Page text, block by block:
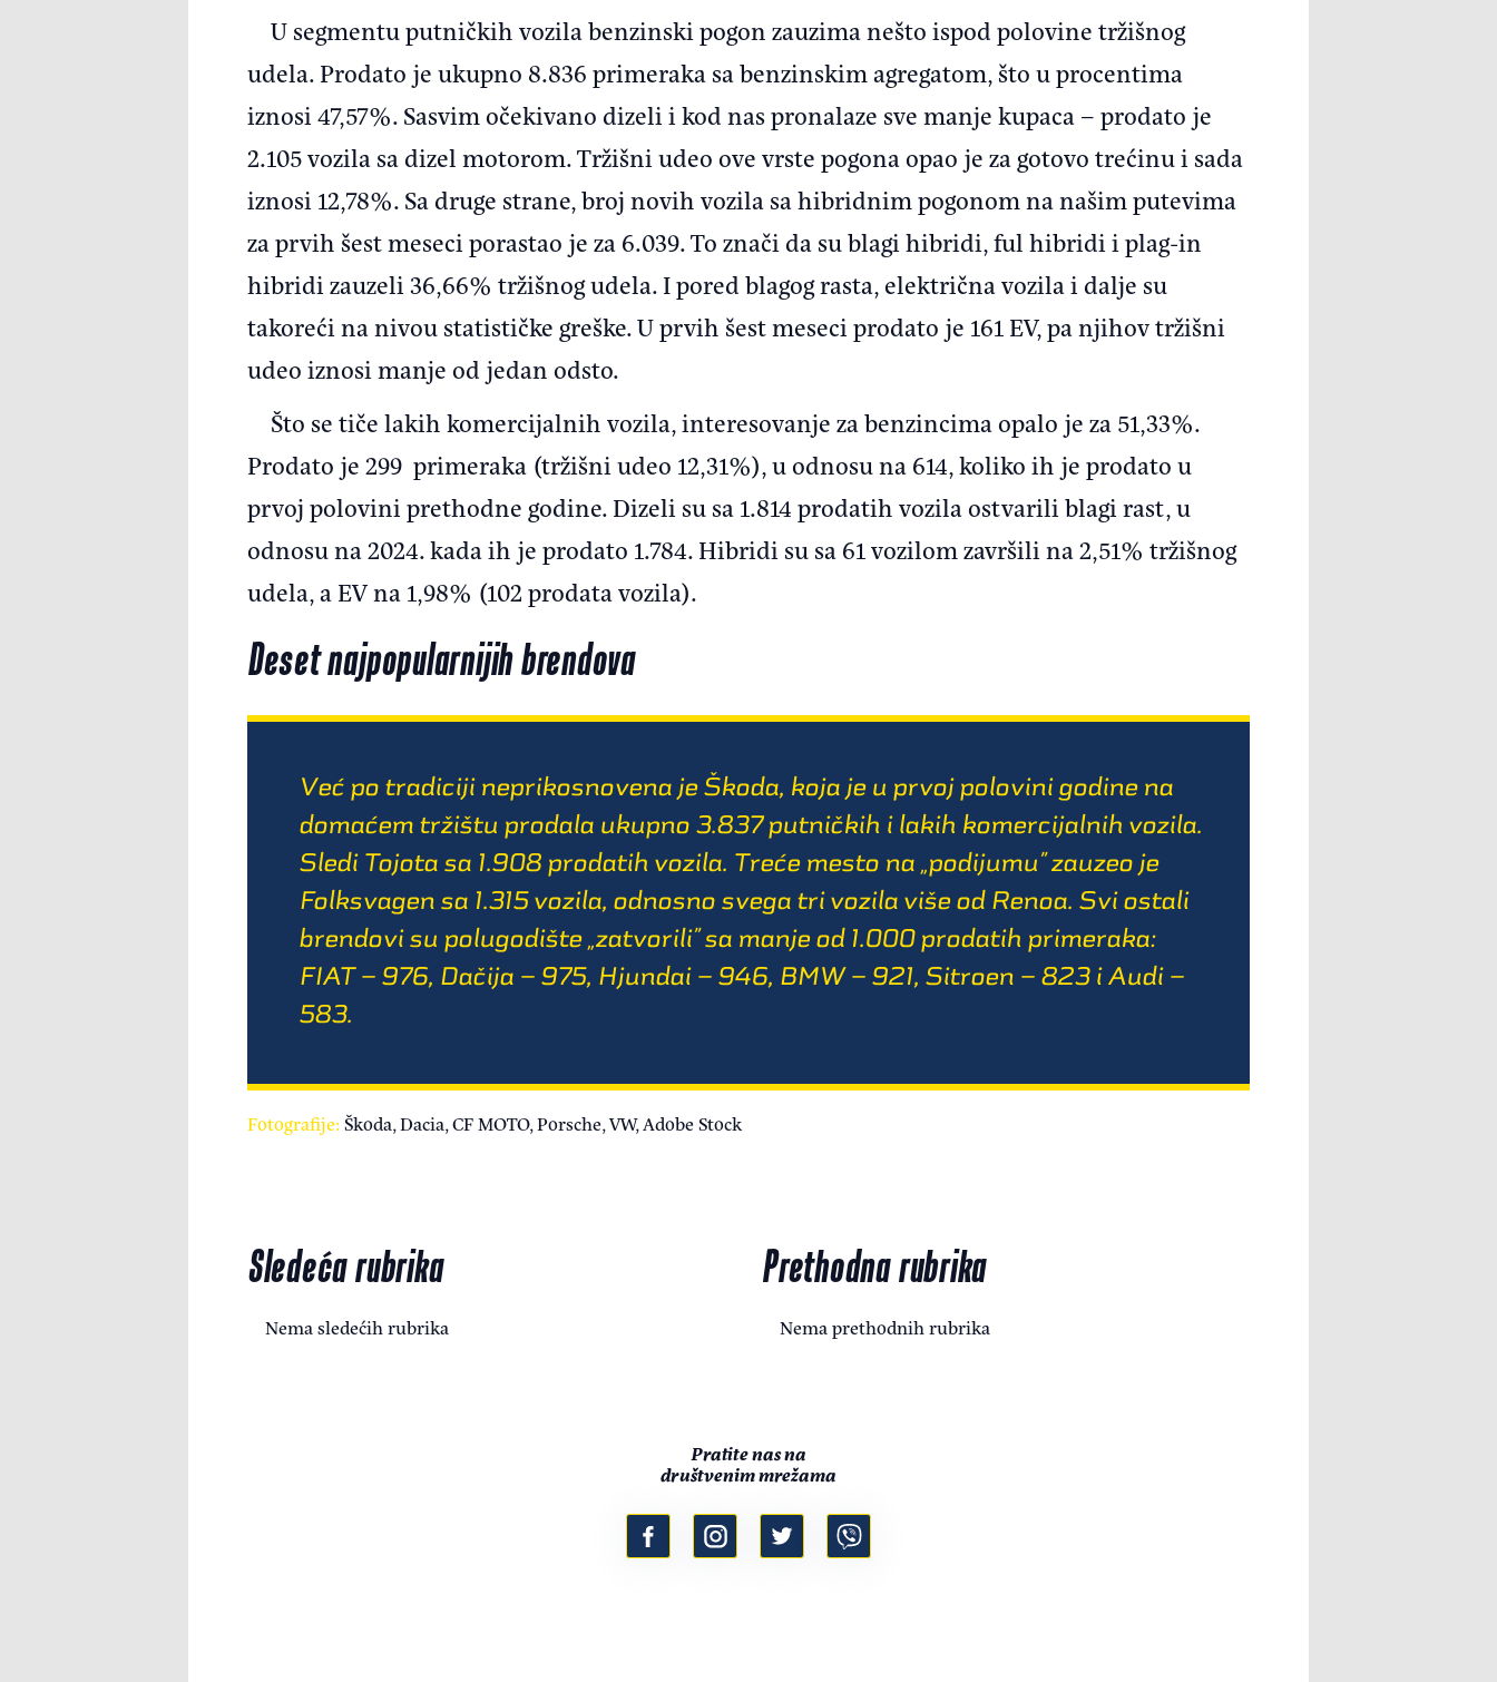
U segmentu putničkih vozila benzinski pogon zauzima nešto ispod polovine tržišnog
udela. Prodato je ukupno 8.836 primeraka sa benzinskim agregatom, što u procentima
iznosi 47,57%. Sasvim očekivano dizeli i kod nas pronalaze sve manje kupaca – prodato je
2.105 vozila sa dizel motorom. Tržišni udeo ove vrste pogona opao je za gotovo trećinu i sada
iznosi 12,78%. Sa druge strane, broj novih vozila sa hibridnim pogonom na našim putevima
za prvih šest meseci porastao je za 6.039. To znači da su blagi hibridi, ful hibridi i plag-in
hibridi zauzeli 36,66% tržišnog udela. I pored blagog rasta, električna vozila i dalje su
takoreći na nivou statističke greške. U prvih šest meseci prodato je 161 EV, pa njihov tržišni
udeo iznosi manje od jedan odsto.
Što se tiče lakih komercijalnih vozila, interesovanje za benzincima opalo je za 51,33%.
Prodato je 299 primeraka (tržišni udeo 12,31%), u odnosu na 614, koliko ih je prodato u
prvoj polovini prethodne godine. Dizeli su sa 1.814 prodatih vozila ostvarili blagi rast, u
odnosu na 2024. kada ih je prodato 1.784. Hibridi su sa 61 vozilom završili na 2,51% tržišnog
udela, a EV na 1,98% (102 prodata vozila).
Deset najpopularnijih brendova
Već po tradiciji neprikosnovena je Škoda, koja je u prvoj polovini godine na
domaćem tržištu prodala ukupno 3.837 putničkih i lakih komercijalnih vozila.
Sledi Tojota sa 1.908 prodatih vozila. Treće mesto na „podijumu” zauzeo je
Folksvagen sa 1.315 vozila, odnosno svega tri vozila više od Renoa. Svi ostali
brendovi su polugodište „zatvorili” sa manje od 1.000 prodatih primeraka:
FIAT – 976, Dačija – 975, Hjundai – 946, BMW – 921, Sitroen – 823 i Audi –
583.
Fotografije:Škoda, Dacia, CF MOTO, Porsche, VW, Adobe Stock
Sledeća rubrika
Nema sledećih rubrika
Prethodna rubrika
Nema prethodnih rubrika
Pratite nas na
društvenim mrežama